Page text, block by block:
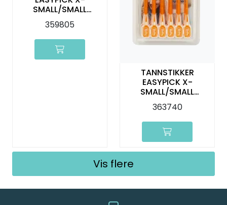
SMALL/SMALL
ORANGE 36 STK TEPE
359805
TANNSTIKKER
EASYPICK X-
SMALL/SMALL
ORANGE 60 STK TEPE
363740
Vis flere